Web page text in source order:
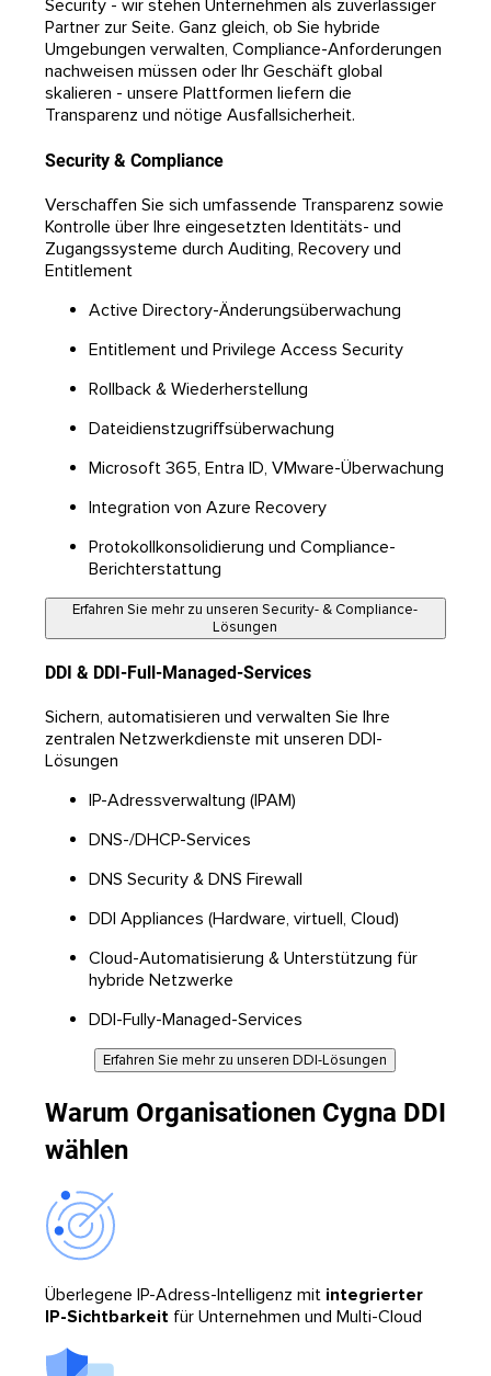
Security - wir stehen Unternehmen als zuverlässiger
Partner zur Seite. Ganz gleich, ob Sie hybride
Umgebungen verwalten, Compliance-Anforderungen
nachweisen müssen oder Ihr Geschäft global
skalieren - unsere Plattformen liefern die
Transparenz und nötige Ausfallsicherheit.
Security & Compliance
Verschaffen Sie sich umfassende Transparenz sowie
Kontrolle über Ihre eingesetzten Identitäts- und
Zugangssysteme durch Auditing, Recovery und
Entitlement
Active Directory-Änderungsüberwachung
Entitlement und Privilege Access Security
Rollback & Wiederherstellung
Dateidienstzugriffsüberwachung
Microsoft 365, Entra ID, VMware-Überwachung
Integration von Azure Recovery
Protokollkonsolidierung und Compliance-
Berichterstattung
Erfahren Sie mehr zu unseren Security- & Compliance-
Lösungen
DDI & DDI-Full-Managed-Services
Sichern, automatisieren und verwalten Sie Ihre
zentralen Netzwerkdienste mit unseren DDI-
Lösungen
IP-Adressverwaltung (IPAM)
DNS-/DHCP-Services
DNS Security & DNS Firewall
DDI Appliances (Hardware, virtuell, Cloud)
Cloud-Automatisierung & Unterstützung für
hybride Netzwerke
DDI-Fully-Managed-Services
Erfahren Sie mehr zu unseren DDI-Lösungen
Warum Organisationen Cygna DDI
wählen
Überlegene IP-Adress-Intelligenz mit integrierter
IP-Sichtbarkeit für Unternehmen und Multi-Cloud